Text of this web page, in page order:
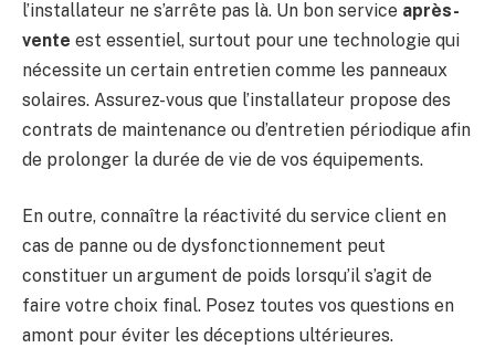
l’installateur ne s’arrête pas là. Un bon service après-
vente est essentiel, surtout pour une technologie qui
nécessite un certain entretien comme les panneaux
solaires. Assurez-vous que l’installateur propose des
contrats de maintenance ou d’entretien périodique afin
de prolonger la durée de vie de vos équipements.
En outre, connaître la réactivité du service client en
cas de panne ou de dysfonctionnement peut
constituer un argument de poids lorsqu’il s’agit de
faire votre choix final. Posez toutes vos questions en
amont pour éviter les déceptions ultérieures.